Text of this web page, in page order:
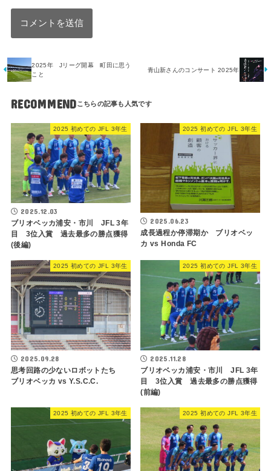
2025年 Jリーグ開幕 町田に思う
こと
青山新さんのコンサート 2025年
RECOMMEND
2025 初めての JFL 3年生
2025.12.03
ブリオベッカ浦安・市川 JFL 3年
目 3位入賞 過去最多の勝点獲得
(後編)
2025 初めての JFL 3年生
2025.06.23
成長過程か停滞期か ブリオベッ
カ vs Honda FC
2025 初めての JFL 3年生
2025.09.28
思考回路の少ないロボットたち
ブリオベッカ vs Y.S.C.C.
2025 初めての JFL 3年生
2025.11.28
ブリオベッカ浦安・市川 JFL 3年
目 3位入賞 過去最多の勝点獲得
(前編)
2025 初めての JFL 3年生 2025 初めての JFL 3年生